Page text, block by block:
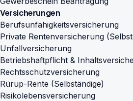
Versicherungen
Berufsunfähigkeitsversicherung
Private Rentenversicherung
Unfallversicherung
Betriebshaftpflicht &
Rechtsschutzversicherung
Rürup-Rente (Selbständige)
Risikolebensversicherung